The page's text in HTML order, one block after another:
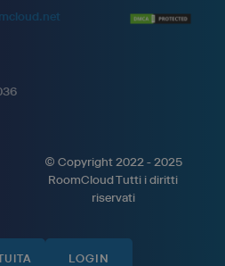
LOGIN
© Copyright 2022 - 2025
RoomCloud Tutti i diritti
riservati